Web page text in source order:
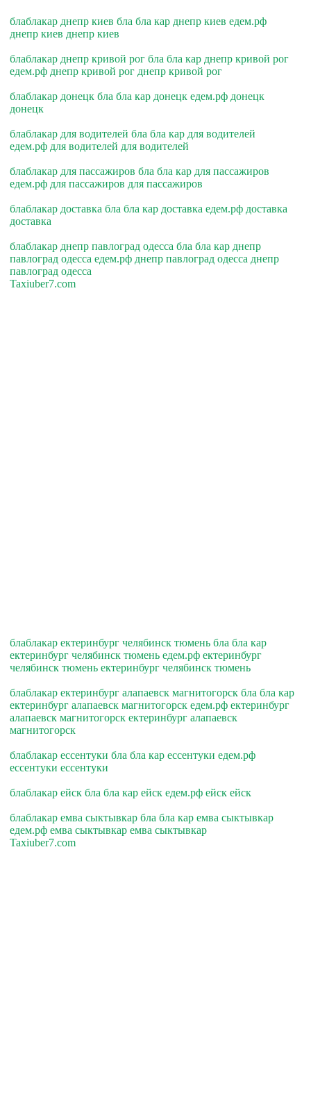
блаблакар днепр киев бла бла кар днепр киев едем.рф
днепр киев днепр киев
блаблакар днепр кривой рог бла бла кар днепр кривой рог
едем.рф днепр кривой рог днепр кривой рог
блаблакар донецк бла бла кар донецк едем.рф донецк
донецк
блаблакар для водителей бла бла кар для водителей
едем.рф для водителей для водителей
блаблакар для пассажиров бла бла кар для пассажиров
едем.рф для пассажиров для пассажиров
блаблакар доставка бла бла кар доставка едем.рф доставка
доставка
блаблакар днепр павлоград одесса бла бла кар днепр
павлоград одесса едем.рф днепр павлоград одесса днепр
павлоград одесса
Taxiuber7.com
блаблакар ектеринбург челябинск тюмень бла бла кар
ектеринбург челябинск тюмень едем.рф ектеринбург
челябинск тюмень ектеринбург челябинск тюмень
блаблакар ектеринбург алапаевск магнитогорск бла бла кар
ектеринбург алапаевск магнитогорск едем.рф ектеринбург
алапаевск магнитогорск ектеринбург алапаевск
магнитогорск
блаблакар ессентуки бла бла кар ессентуки едем.рф
ессентуки ессентуки
блаблакар ейск бла бла кар ейск едем.рф ейск ейск
блаблакар емва сыктывкар бла бла кар емва сыктывкар
едем.рф емва сыктывкар емва сыктывкар
Taxiuber7.com